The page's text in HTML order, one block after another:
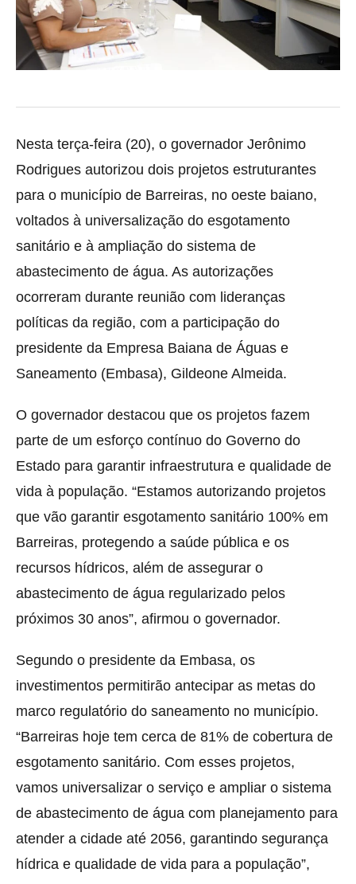
Nesta terça-feira (20), o governador Jerônimo
Rodrigues autorizou dois projetos estruturantes
para o município de Barreiras, no oeste baiano,
voltados à universalização do esgotamento
sanitário e à ampliação do sistema de
abastecimento de água. As autorizações
ocorreram durante reunião com lideranças
políticas da região, com a participação do
presidente da Empresa Baiana de Águas e
Saneamento (Embasa), Gildeone Almeida.
O governador destacou que os projetos fazem
parte de um esforço contínuo do Governo do
Estado para garantir infraestrutura e qualidade de
vida à população. “Estamos autorizando projetos
que vão garantir esgotamento sanitário 100% em
Barreiras, protegendo a saúde pública e os
recursos hídricos, além de assegurar o
abastecimento de água regularizado pelos
próximos 30 anos”, afirmou o governador.
Segundo o presidente da Embasa, os
investimentos permitirão antecipar as metas do
marco regulatório do saneamento no município.
“Barreiras hoje tem cerca de 81% de cobertura de
esgotamento sanitário. Com esses projetos,
vamos universalizar o serviço e ampliar o sistema
de abastecimento de água com planejamento para
atender a cidade até 2056, garantindo segurança
hídrica e qualidade de vida para a população”,